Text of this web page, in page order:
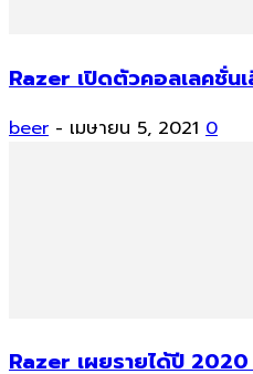
Razer เปิดตัวคอลเลคชั่น
beer - เมษายน 5, 2021 0
Razer เผยรายได้ปี 2020